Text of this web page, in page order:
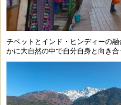
チベットとインド・ヒンディーの
かに大自然の中で自分自身と向き合